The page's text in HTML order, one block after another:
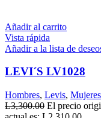
Añadir al carrito
Vista rápida
Añadir a la lista de
LEVI´S LV1028
Hombres, Levis, Mujeres
L3,300.00 El precio